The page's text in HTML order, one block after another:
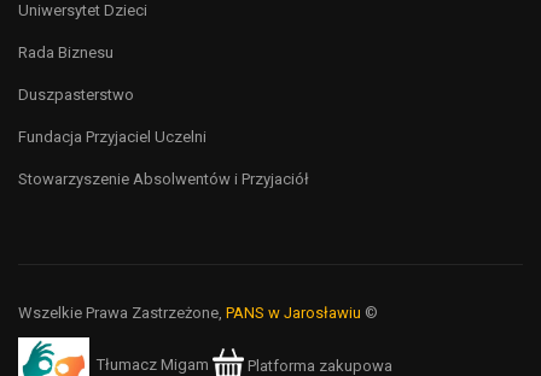
Uniwersytet Dzieci
Rada Biznesu
Duszpasterstwo
Fundacja Przyjaciel Uczelni
Stowarzyszenie Absolwentów i Przyjaciół
Wszelkie Prawa Zastrzeżone, PANS w Jarosławiu ©
Tłumacz Migam Platforma zakupowa